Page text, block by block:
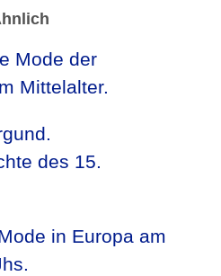
Mode der
Mittelalter.
des 15.
in Europa am